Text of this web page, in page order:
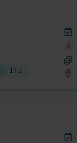
17 J.
0